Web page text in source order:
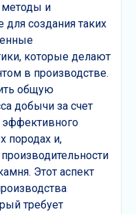
методы и
создания таких
которые делают
в производстве.
общую
добычи за счет
эффективного
породах и,
Этот аспект
требует